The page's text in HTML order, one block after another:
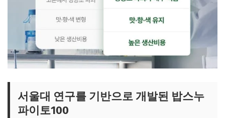
서울대 연구를 기반으로 개발된 밥스누
파이토100